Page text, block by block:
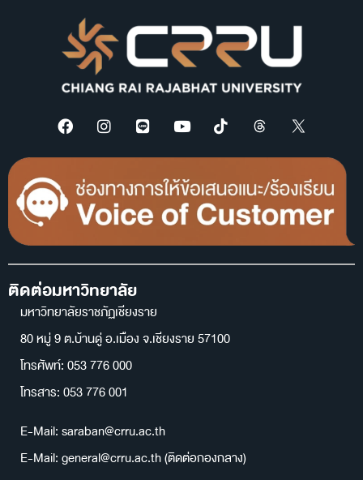
ติดต่อมหาวิทยาลัย
มหาวิทยาลัยราชภัฏเชียงราย
80 หมู่ 9 ต.บ้านดู่ อ.เมือง จ.เชียงราย 57100
โทรศัพท์: 053 776 000
โทรสาร: 053 776 001
E-Mail: saraban@crru.ac.th
E-Mail: general@crru.ac.th (ติดต่อกองกลาง)